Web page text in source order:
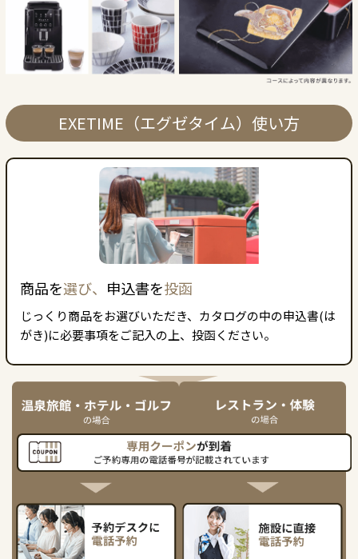
EXETIME（エグゼタイム）使い方
商品を選び、 申込書を投函
じっくり商品をお選びいただき、カタログの中の申込書(は
がき)に必要事項をご記入の上、投函ください。
温泉旅館・ホテル・ゴルフの場合レストラン・体